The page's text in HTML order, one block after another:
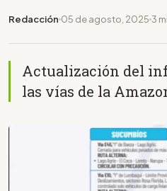
Redacción 05 de agosto, 2025 3
Actualización del
las vías de la